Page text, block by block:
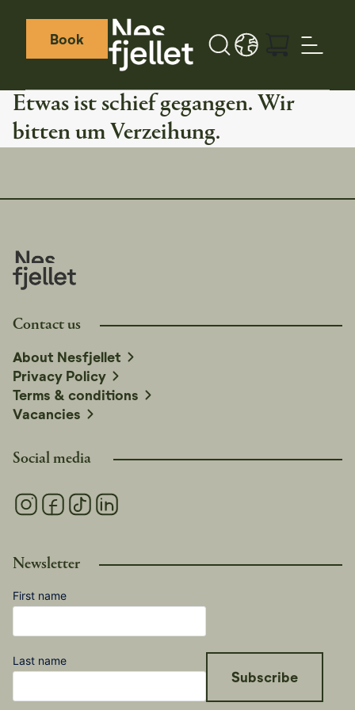
Book
Weather icon
Webcamera icon
Search button
LANGUAGE - DE
Etwas ist schief gegangen. Wir
bitten um Verzeihung.
Social media
Newsletter
First name
Last name
Subscribe
Contact us
About Nesfjellet
Privacy Policy
Terms & conditions
Vacancies